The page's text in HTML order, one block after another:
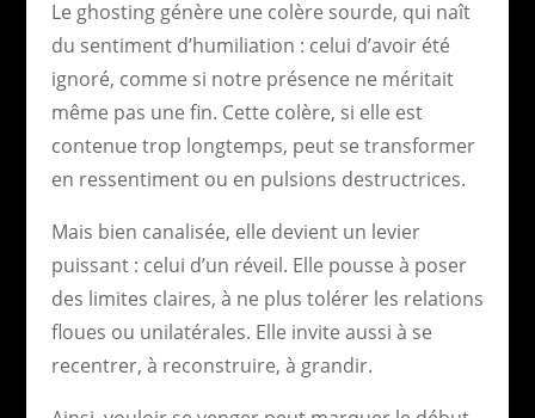
Le ghosting génère une colère sourde, qui naît
du sentiment d’humiliation : celui d’avoir été
ignoré, comme si notre présence ne méritait
même pas une fin. Cette colère, si elle est
contenue trop longtemps, peut se transformer
en ressentiment ou en pulsions destructrices.
Mais bien canalisée, elle devient un levier
puissant : celui d’un réveil. Elle pousse à poser
des limites claires, à ne plus tolérer les relations
floues ou unilatérales. Elle invite aussi à se
recentrer, à reconstruire, à grandir.